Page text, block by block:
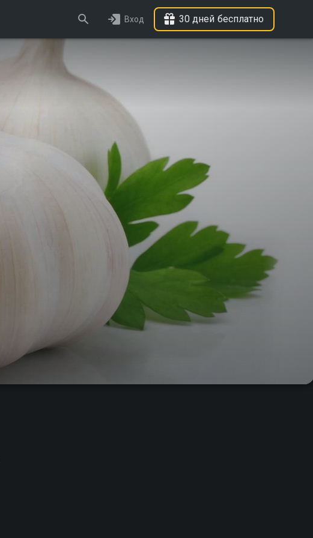
Вход 30 дней бесплатно